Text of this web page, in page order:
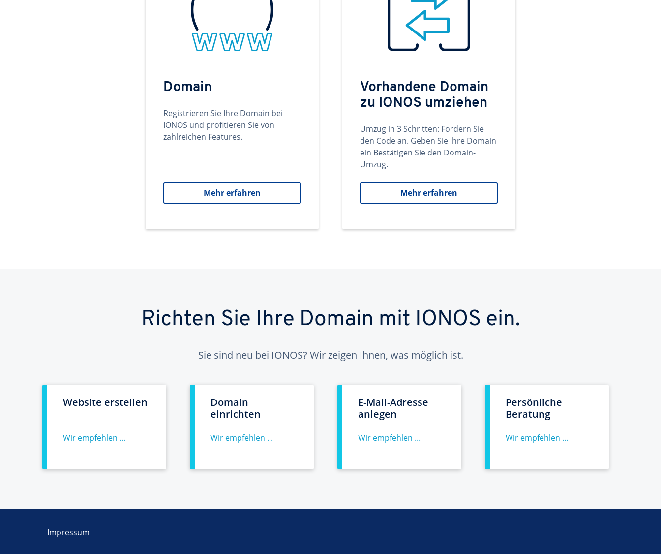
Domain
Registrieren Sie Ihre Domain bei
IONOS und profitieren Sie von
zahlreichen Features.
Mehr erfahren
Vorhandene Domain
zu IONOS umziehen
Umzug in 3 Schritten: Fordern Sie
den Code an. Geben Sie Ihre Domain
ein Bestätigen Sie den Domain-
Umzug.
Mehr erfahren
Richten Sie Ihre Domain mit IONOS ein.
Sie sind neu bei IONOS? Wir zeigen Ihnen, was möglich ist.
Website erstellen
Wir empfehlen ...
Domain
einrichten
Wir empfehlen ...
E-Mail-Adresse
anlegen
Wir empfehlen ...
Persönliche
Beratung
Wir empfehlen ...
Impressum